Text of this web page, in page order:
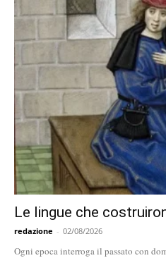
Le lingue che
redazione - 02/08/2026
Ogni epoca interroga il passato con